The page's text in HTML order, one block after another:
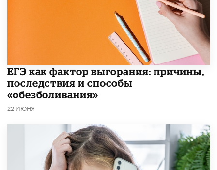
​ЕГЭ как фактор выгорания: причины,
последствия и способы
«обезболивания»
22 ИЮНЯ